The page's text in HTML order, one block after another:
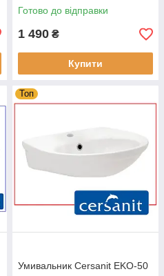
Готово до відправки
1 490 ₴
Купити
Топ
Умивальник Cersanit EKO-50